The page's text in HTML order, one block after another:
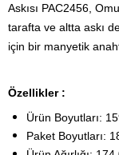
Askısı PAC2456,
tarafta ve altta askı
için bir manyetik
Özellikler :
Ürün Boyutları:
Paket Boyutları: